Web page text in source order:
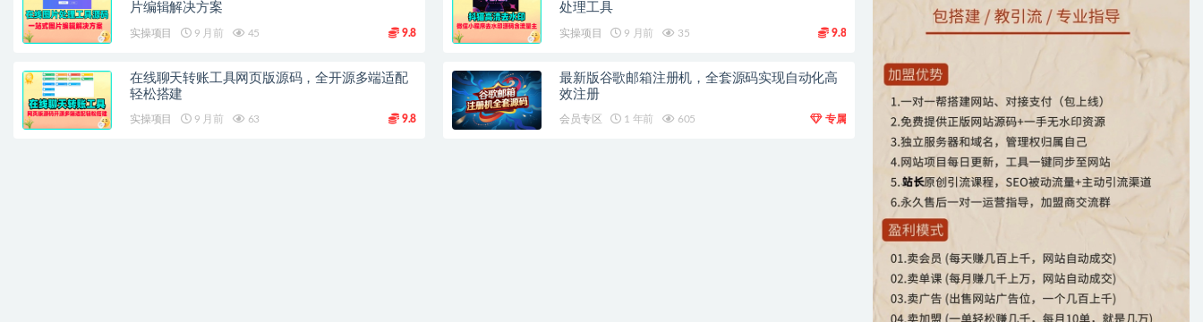
片编辑解决方案
实操项目 9 月前 45 9.8
处理工具
实操项目 9 月前 35 9.8
在线聊天转账工具网页版源码，全开源多端适配
轻松搭建
实操项目 9 月前 63 9.8
最新版谷歌邮箱注册机，全套源码实现自动化高
效注册
会员专区 1 年前 605 专属